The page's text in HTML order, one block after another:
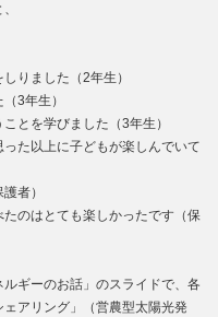
りました（2年生）
3年生）
とを学びました（3年生）
た以上に子どもが楽しんでいて
者）
のはとても楽しかったです（保
ギーのお話」のスライドで、各
アリング」（営農型太陽光発